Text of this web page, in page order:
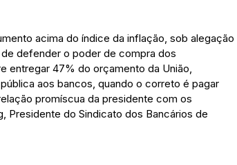
acima do índice da inflação, sob alegação
defender o poder de compra dos
entregar 47% do orçamento da União,
aos bancos, quando o correto é pagar
promíscua da presidente com os
Presidente do Sindicato dos Bancários de